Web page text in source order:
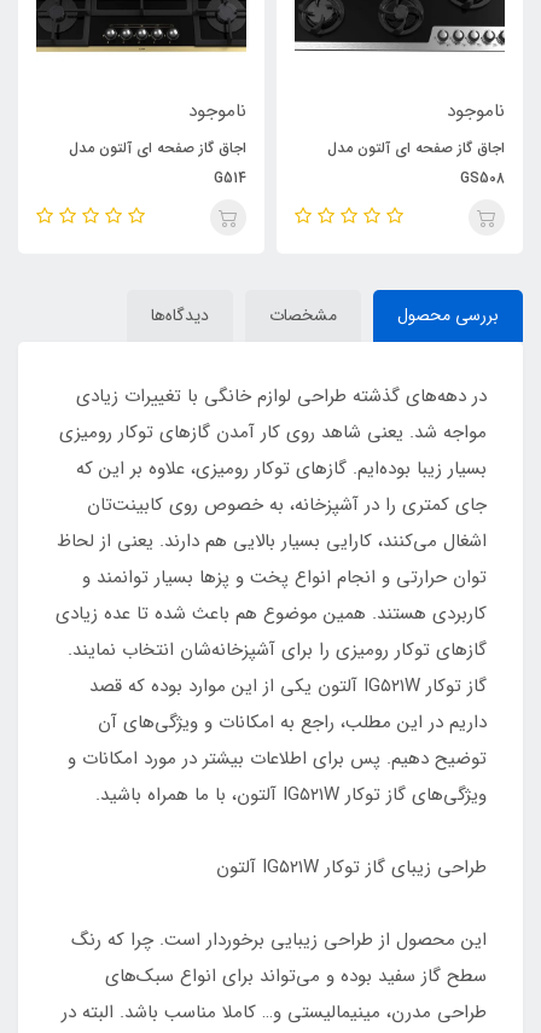
ناموجود
اجاق گاز صفحه ای آلتون مدل
GS508
ناموجود
اجاق گاز صفحه ای آلتون مدل
G514
بررسی محصول مشخصات دیدگاه‌ها
در دهه‌های گذشته طراحی لوازم خانگی با تغییرات زیادی
مواجه شد. یعنی شاهد روی کار آمدن گازهای توکار رومیزی
بسیار زیبا بوده‌ایم. گازهای توکار رومیزی، علاوه بر این که
جای کمتری را در آشپزخانه، به خصوص روی کابینت‌تان
اشغال می‌کنند، کارایی بسیار بالایی هم دارند. یعنی از لحاظ
توان حرارتی و انجام انواع پخت و پزها بسیار توانمند و
کاربردی هستند. همین موضوع هم باعث شده تا عده زیادی
گازهای توکار رومیزی را برای آشپزخانه‌شان انتخاب نمایند.
گاز توکار IG۵۲۱W آلتون یکی از این موارد بوده که قصد
داریم در این مطلب، راجع به امکانات و ویژگی‌های آن
توضیح دهیم. پس برای اطلاعات بیشتر در مورد امکانات و
ویژگی‌‌های گاز توکار IG۵۲۱W آلتون، با ما همراه باشید.
طراحی زیبای گاز توکار IG۵۲۱W آلتون
این محصول از طراحی زیبایی برخوردار است. چرا که رنگ
سطح گاز سفید بوده و می‌تواند برای انواع سبک‌های
طراحی مدرن، مینیمالیستی و… کاملا مناسب باشد. البته در